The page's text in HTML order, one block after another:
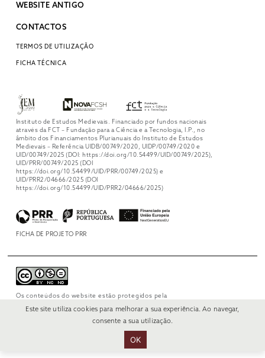
WEBSITE ANTIGO
CONTACTOS
TERMOS DE UTILIZAÇÃO
FICHA TÉCNICA
Instituto de Estudos Medievais. Financiado por fundos nacionais
através da FCT – Fundação para a Ciência e a Tecnologia, I.P., no
âmbito dos Financiamentos Plurianuais do Instituto de Estudos
Medievais – Referência UIDB/00749/2020, UIDP/00749/2020 e
UID/00749/2025 (DOI: https://doi.org/10.54499/UID/00749/2025),
UID/PRR/00749/2025 (DOI
https://doi.org/10.54499/UID/PRR/00749/2025) e
UID/PRR2/04666/2025 (DOI
https://doi.org/10.54499/UID/PRR2/04666/2025)
FICHA DE PROJETO PRR
Os conteúdos do website estão protegidos pela
NonCommercial-NoDerivs 4.0 International.
Este site utiliza cookies para melhorar a sua experiência. Ao navegar,
consente a sua utilização.
OK